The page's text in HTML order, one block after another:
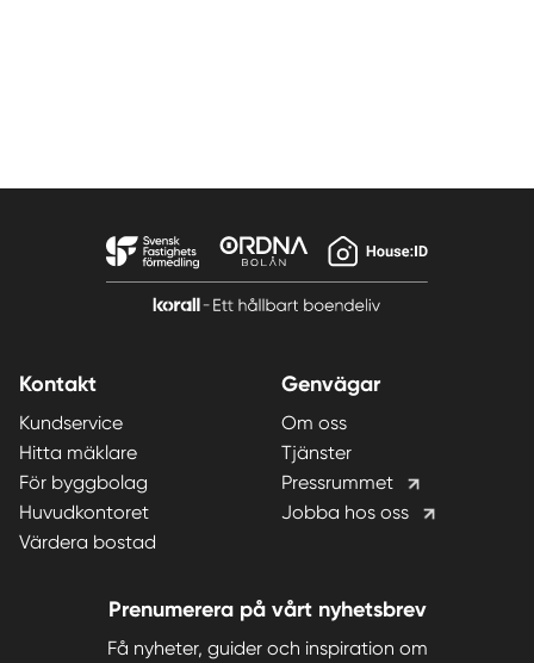
Kontakt
Kundservice
Hitta mäklare
För byggbolag
Huvudkontoret
Värdera bostad
Genvägar
Om oss
Tjänster
Pressrummet
Jobba hos oss
Prenumerera på vårt nyhetsbrev
Få nyheter, guider och inspiration om